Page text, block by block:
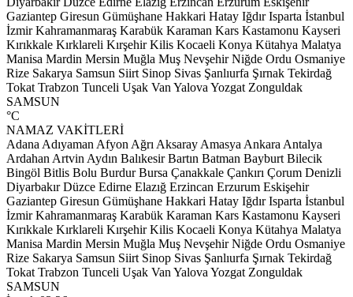
Gaziantep Giresun Gümüşhane Hakkari Hatay Iğdır Isparta İstanbul
İzmir Kahramanmaraş Karabük Karaman Kars Kastamonu Kayseri
Kırıkkale Kırklareli Kırşehir Kilis Kocaeli Konya Kütahya Malatya
Manisa Mardin Mersin Muğla Muş Nevşehir Niğde Ordu Osmaniye
Rize Sakarya Samsun Siirt Sinop Sivas Şanlıurfa Şırnak Tekirdağ
Tokat Trabzon Tunceli Uşak Van Yalova Yozgat Zonguldak
SAMSUN
°C
NAMAZ VAKİTLERİ
Adana Adıyaman Afyon Ağrı Aksaray Amasya Ankara Antalya
Ardahan Artvin Aydın Balıkesir Bartın Batman Bayburt Bilecik
Bingöl Bitlis Bolu Burdur Bursa Çanakkale Çankırı Çorum Denizli
Diyarbakır Düzce Edirne Elazığ Erzincan Erzurum Eskişehir
Gaziantep Giresun Gümüşhane Hakkari Hatay Iğdır Isparta İstanbul
İzmir Kahramanmaraş Karabük Karaman Kars Kastamonu Kayseri
Kırıkkale Kırklareli Kırşehir Kilis Kocaeli Konya Kütahya Malatya
Manisa Mardin Mersin Muğla Muş Nevşehir Niğde Ordu Osmaniye
Rize Sakarya Samsun Siirt Sinop Sivas Şanlıurfa Şırnak Tekirdağ
Tokat Trabzon Tunceli Uşak Van Yalova Yozgat Zonguldak
SAMSUN